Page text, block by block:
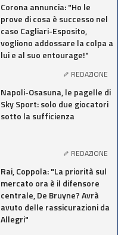
Corona annuncia: "Ho le
prove di cosa è successo nel
caso Cagliari-Esposito,
vogliono addossare la colpa a
lui e al suo entourage!"
REDAZIONE
Napoli-Osasuna, le pagelle di
Sky Sport: solo due giocatori
sotto la sufficienza
REDAZIONE
Rai, Coppola: "La priorità sul
mercato ora è il difensore
centrale, De Bruyne? Avrà
avuto delle rassicurazioni da
Allegri"